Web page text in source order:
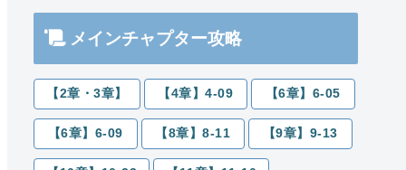
メインチャプター攻略
【2章・3章】 【4章】4-09 【6章】6-05
【6章】6-09 【8章】8-11 【9章】9-13